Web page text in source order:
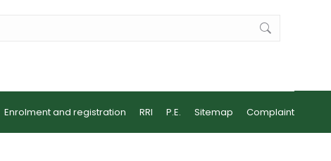
Enrolment and registration RRI P.E. Sitemap Complaint